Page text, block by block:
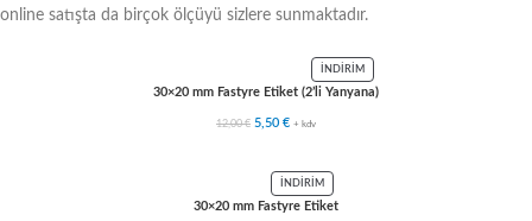
online satışta da birçok ölçüyü sizlere sunmaktadır.
İNDIRIM
30×20 mm Fastyre Etiket (2’li Yanyana)
12,00€ 5,50 € + kdv
İNDIRIM
30×20 mm Fastyre Etiket